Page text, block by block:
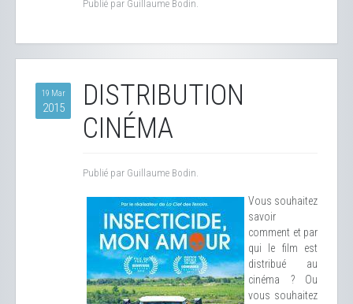
Publié par Guillaume Bodin.
19 Mar
2015
DISTRIBUTION
CINÉMA
Publié par Guillaume Bodin.
Vous souhaitez
savoir
comment et par
qui le film est
distribué au
cinéma ? Ou
vous souhaitez